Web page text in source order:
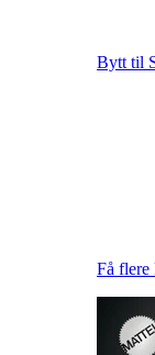
Bytt til
Få flere